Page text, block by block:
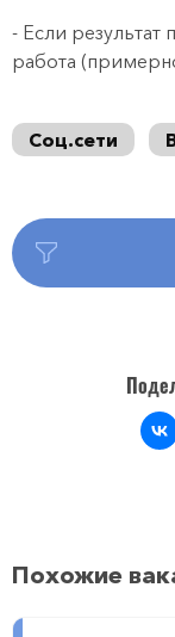
- Если результат
работа
Соц.сети
Похожие